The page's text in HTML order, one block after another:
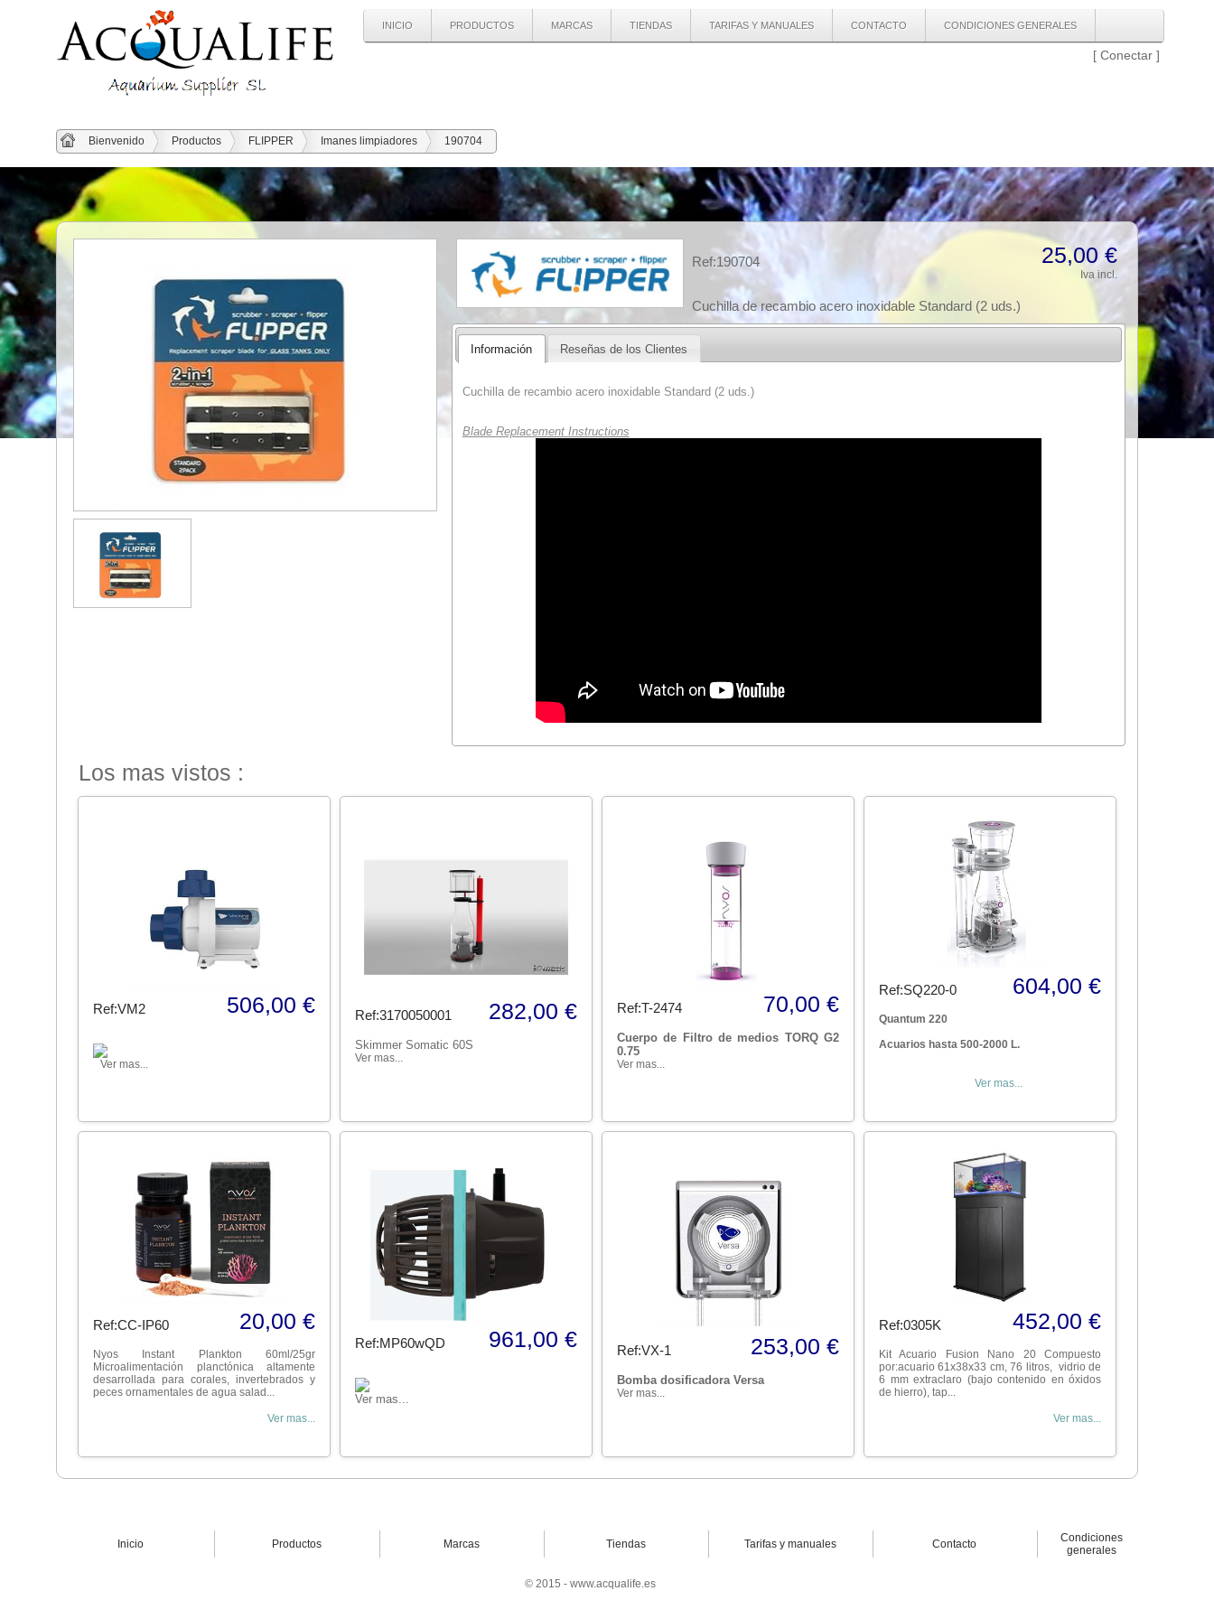
INICIO PRODUCTOS MARCAS TIENDAS TARIFAS Y MANUALES CONTACTO CONDICIONES GENERALES
[ Conectar ]
Bienvenido Productos FLIPPER Imanes limpiadores 190704
Ref:190704 25,00 €
Iva incl.
Cuchilla de recambio acero inoxidable Standard (2 uds.)
Información Reseñas de los Clientes
Cuchilla de recambio acero inoxidable Standard (2 uds.)
Blade Replacement Instructions
Los mas vistos :
Ref:VM2 506,00 €
Ver mas...
Ref:3170050001 282,00 €
Skimmer Somatic 60S
Ver mas...
Ref:T-2474 70,00 €
Cuerpo de Filtro de medios TORQ G2
0.75
Ver mas...
Ref:SQ220-0 604,00 €
Quantum 220
Acuarios hasta 500-2000 L.
Ver mas...
Ref:CC-IP60 20,00 €
Nyos Instant Plankton 60ml/25gr
Microalimentación planctónica altamente
desarrollada para corales, invertebrados y
peces ornamentales de agua salad...
Ver mas...
Ref:MP60wQD 961,00 €
Ver mas...
Ref:VX-1 253,00 €
Bomba dosificadora Versa
Ver mas...
Ref:0305K 452,00 €
Kit Acuario Fusion Nano 20 Compuesto
por:acuario 61x38x33 cm, 76 litros, vidrio de
6 mm extraclaro (bajo contenido en óxidos
de hierro), tap...
Ver mas...
Inicio Productos Marcas Tiendas Tarifas y manuales Contacto
Condiciones
generales
© 2015 - www.acqualife.es